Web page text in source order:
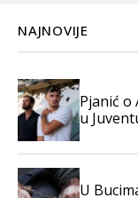
NAJNOVIJE
Pjanić o
u
U